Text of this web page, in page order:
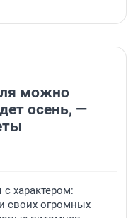
можно
осень, —
характером:
своих огромных